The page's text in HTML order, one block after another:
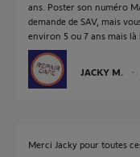
ans. Poster son numéro
demande de SAV, mais
environ 5 ou 7 ans mais là
JACKY M.
Merci Jacky pour toutes